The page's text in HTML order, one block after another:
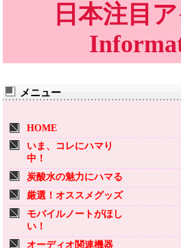
日本注目
メニュー
HOME
いま、コレにハマり
中！
炭酸水の魅力にハマる
厳選！オススメグッズ
モバイルノートがほし
い！
オーディオ関連機器